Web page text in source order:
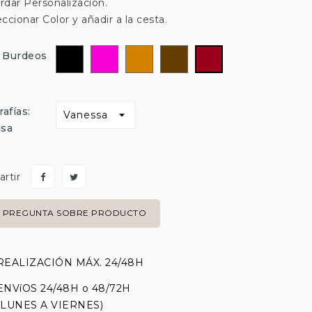
Personalización.
Color y añadir a la cesta.
Burdeos
Claro Oscuro
PREGUNTA SOBRE PRODUCTO
MÁX. 24/48H
24/48H o 48/72H
A VIERNES)